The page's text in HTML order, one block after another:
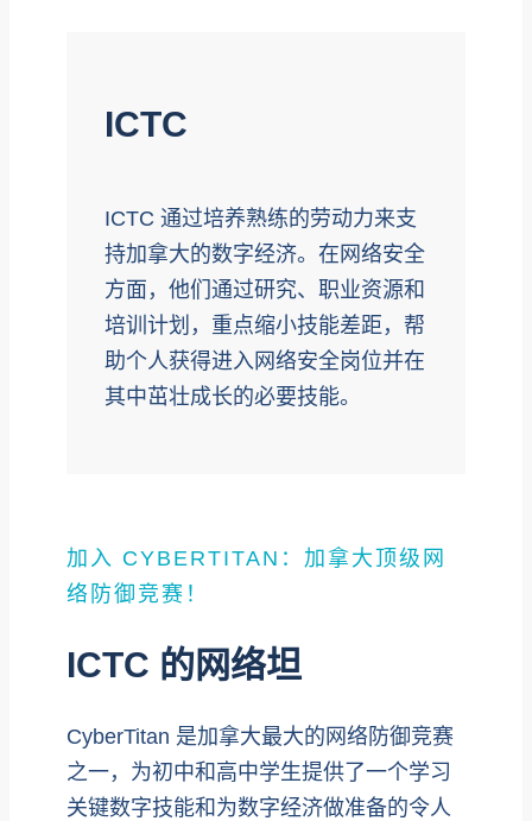
ICTC
ICTC 通过培养熟练的劳动力来支
持加拿大的数字经济。在网络安全
方面，他们通过研究、职业资源和
培训计划，重点缩小技能差距，帮
助个人获得进入网络安全岗位并在
其中茁壮成长的必要技能。
加入 CYBERTITAN：加拿大顶级网
络防御竞赛！
ICTC 的网络坦
CyberTitan 是加拿大最大的网络防御竞赛
之一，为初中和高中学生提供了一个学习
关键数字技能和为数字经济做准备的令人